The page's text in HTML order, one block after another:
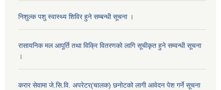
निशुल्क पशु स्वास्थ्य शिविर हुने सम्बन्धी सूचना ।
रासायनिक मल आपूर्ति तथा विक्रि वितरणको लागि सूचीकृत हुने सम्वन्धी सूचना
।
करार सेवामा जे.सि.वि. अपरेटर(चालक) छनोटको लागी आवेदन पेश गर्ने सूचना